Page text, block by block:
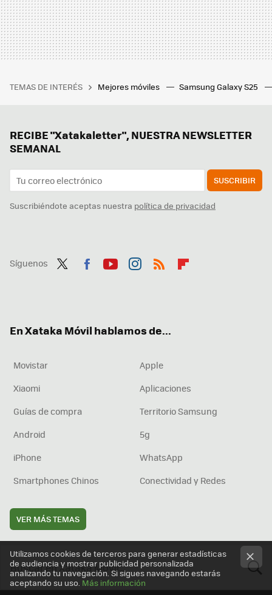
TEMAS DE INTERÉS Mejores móviles Samsung Galaxy S25
RECIBE "Xatakaletter", NUESTRA NEWSLETTER
SEMANAL
SUSCRIBIR
Suscribiéndote aceptas nuestra política de privacidad
Síguenos
En Xataka Móvil hablamos de...
Movistar
Apple
Xiaomi
Aplicaciones
Guías de compra
Territorio Samsung
Android
5g
iPhone
WhatsApp
Smartphones Chinos
Conectividad y Redes
VER MÁS TEMAS
Utilizamos cookies de terceros para generar estadísticas
de audiencia y mostrar publicidad personalizada
analizando tu navegación. Si sigues navegando estarás
aceptando su uso. Más información